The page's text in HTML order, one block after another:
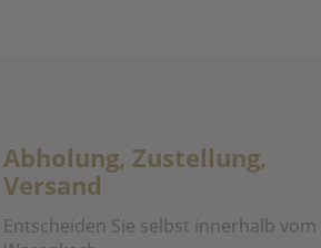
Abholung, Zustellung,
Versand
Entscheiden Sie selbst innerhalb vom